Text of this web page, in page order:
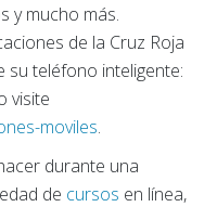
y mucho más.
de la Cruz Roja
su teléfono inteligente:
visite
moviles.
durante una
de cursos en línea,